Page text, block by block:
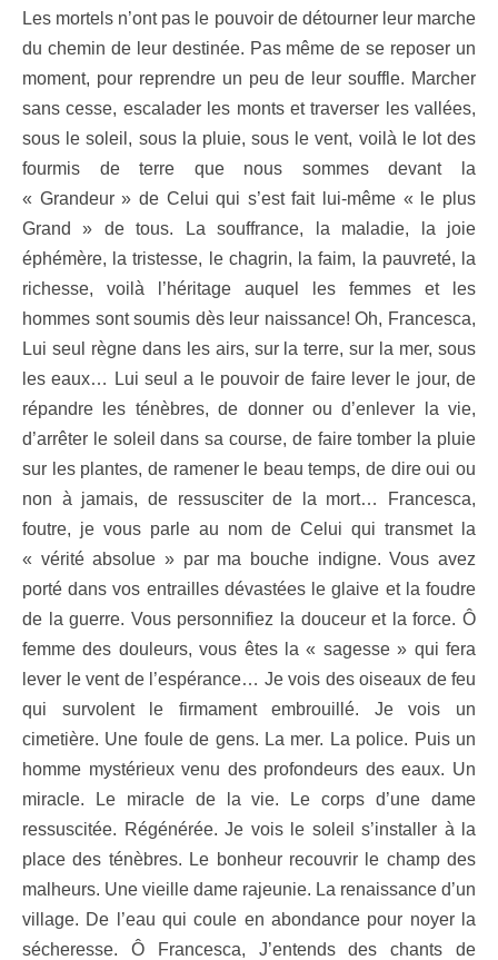
Les mortels n’ont pas le pouvoir de détourner leur marche
du chemin de leur destinée. Pas même de se reposer un
moment, pour reprendre un peu de leur souffle. Marcher
sans cesse, escalader les monts et traverser les vallées,
sous le soleil, sous la pluie, sous le vent, voilà le lot des
fourmis de terre que nous sommes devant la
« Grandeur » de Celui qui s’est fait lui-même « le plus
Grand » de tous. La souffrance, la maladie, la joie
éphémère, la tristesse, le chagrin, la faim, la pauvreté, la
richesse, voilà l’héritage auquel les femmes et les
hommes sont soumis dès leur naissance! Oh, Francesca,
Lui seul règne dans les airs, sur la terre, sur la mer, sous
les eaux… Lui seul a le pouvoir de faire lever le jour, de
répandre les ténèbres, de donner ou d’enlever la vie,
d’arrêter le soleil dans sa course, de faire tomber la pluie
sur les plantes, de ramener le beau temps, de dire oui ou
non à jamais, de ressusciter de la mort… Francesca,
foutre, je vous parle au nom de Celui qui transmet la
« vérité absolue » par ma bouche indigne. Vous avez
porté dans vos entrailles dévastées le glaive et la foudre
de la guerre. Vous personnifiez la douceur et la force. Ô
femme des douleurs, vous êtes la « sagesse » qui fera
lever le vent de l’espérance… Je vois des oiseaux de feu
qui survolent le firmament embrouillé. Je vois un
cimetière. Une foule de gens. La mer. La police. Puis un
homme mystérieux venu des profondeurs des eaux. Un
miracle. Le miracle de la vie. Le corps d’une dame
ressuscitée. Régénérée. Je vois le soleil s’installer à la
place des ténèbres. Le bonheur recouvrir le champ des
malheurs. Une vieille dame rajeunie. La renaissance d’un
village. De l’eau qui coule en abondance pour noyer la
sécheresse. Ô Francesca, J’entends des chants de